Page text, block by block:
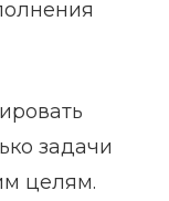
задачи
целям.